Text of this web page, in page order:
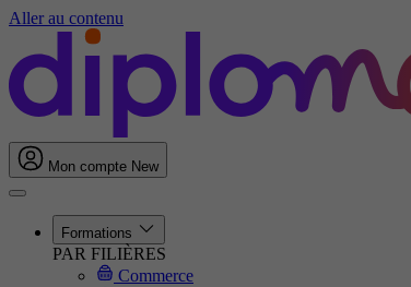
Aller au contenu
Mon compte New
Formations
PAR FILIÈRES
Commerce